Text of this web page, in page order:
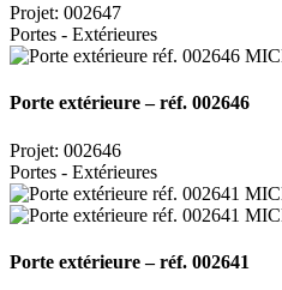
Projet: 002647
Portes - Extérieures
Porte extérieure – réf. 002646
Projet: 002646
Portes - Extérieures
Porte extérieure – réf. 002641